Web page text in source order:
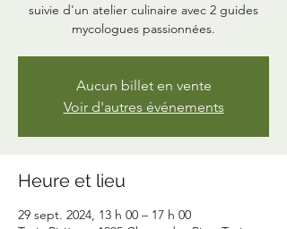
suivie d'un atelier culinaire avec 2 guides
mycologues passionnées.
Aucun billet en vente
Voir d'autres événements
Heure et lieu
29 sept. 2024, 13 h 00 – 17 h 00